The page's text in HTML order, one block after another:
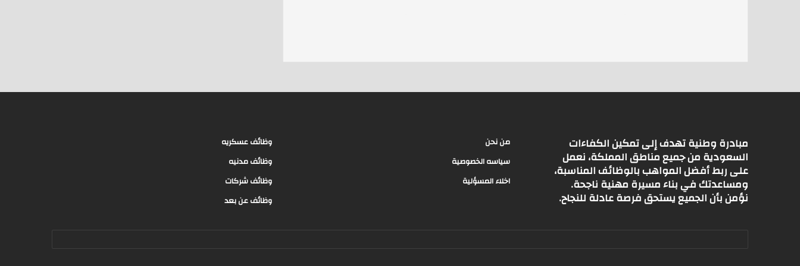
مبادرة وطنية تهدف إلى تمكين الكفاءات
السعودية من جميع مناطق المملكة، نعمل
على ربط أفضل المواهب بالوظائف المناسبة،
ومساعدتك في بناء مسيرة مهنية ناجحة.
نؤمن بأن الجميع يستحق فرصة عادلة للنجاح.
من نحن
سياسه الخصوصية
اخلاء المسؤلية
وظائف عسكريه
وظائف مدنيه
وظائف شركات
وظائف عن بعد